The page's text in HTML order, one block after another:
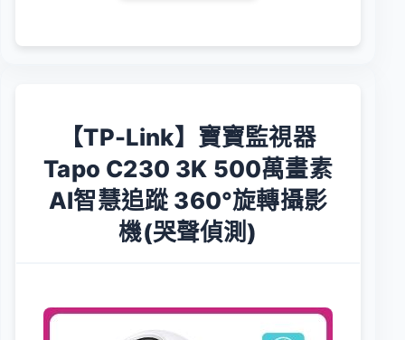
【TP-Link】寶寶監視器
Tapo C230 3K 500萬畫素
AI智慧追蹤 360°旋轉攝影
機(哭聲偵測)